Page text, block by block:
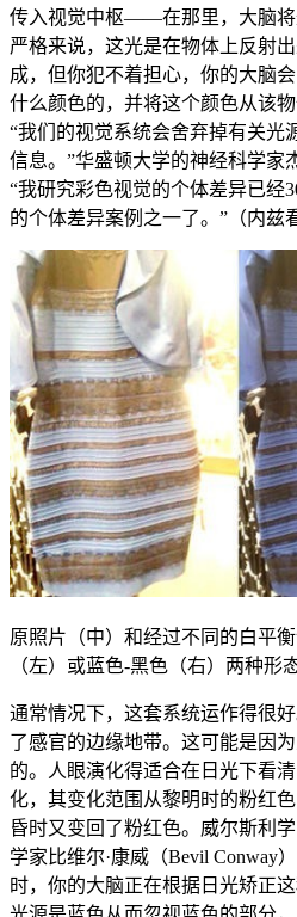
传入视觉中枢——在那里，大脑将
严格来说，这光是在物体上反射
成，但你犯不着担心，你的大脑
什么颜色的，并将这个颜色从该物
“我们的视觉系统会舍弃掉有关光
信息。”华盛顿大学的神经科学家
“我研究彩色视觉的个体差异已经
的个体差异案例之一了。”（内兹
原照片（中）和经过不同的白平
（左）或蓝色-黑色（右）两种形态
通常情况下，这套系统运作得很
了感官的边缘地带。这可能是因
的。人眼演化得适合在日光下看
化，其变化范围从黎明时的粉红
昏时又变回了粉红色。威尔斯利
学家比维尔·康威（Bevil Conway
时，你的大脑正在根据日光矫正